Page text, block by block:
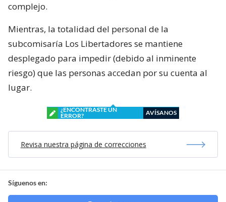
complejo.
Mientras, la totalidad del personal de la
subcomisaría Los Libertadores se mantiene
desplegado para impedir (debido al inminente
riesgo) que las personas accedan por su cuenta al
lugar.
¿ENCONTRASTE UN
ERROR?
AVÍSANOS
Revisa nuestra página de correcciones
Síguenos en: